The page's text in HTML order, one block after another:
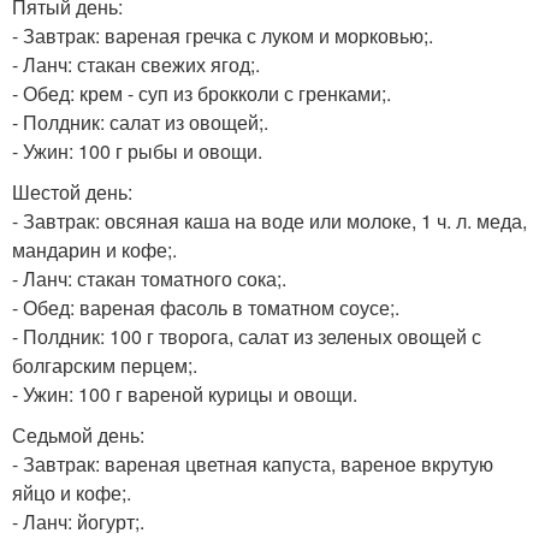
Пятый день:
- Завтрак: вареная гречка с луком и морковью;.
- Ланч: стакан свежих ягод;.
- Обед: крем - суп из брокколи с гренками;.
- Полдник: салат из овощей;.
- Ужин: 100 г рыбы и овощи.
Шестой день:
- Завтрак: овсяная каша на воде или молоке, 1 ч. л. меда,
мандарин и кофе;.
- Ланч: стакан томатного сока;.
- Обед: вареная фасоль в томатном соусе;.
- Полдник: 100 г творога, салат из зеленых овощей с
болгарским перцем;.
- Ужин: 100 г вареной курицы и овощи.
Седьмой день:
- Завтрак: вареная цветная капуста, вареное вкрутую
яйцо и кофе;.
- Ланч: йогурт;.